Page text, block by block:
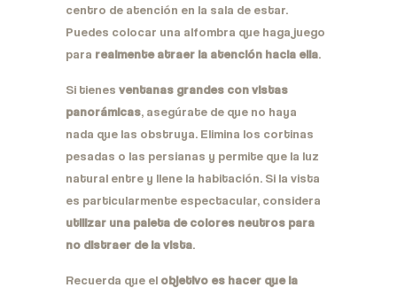
centro de atención en la sala de estar.
Puedes colocar una alfombra que haga juego
para realmente atraer la atención hacia ella.
Si tienes ventanas grandes con vistas
panorámicas, asegúrate de que no haya
nada que las obstruya. Elimina los cortinas
pesadas o las persianas y permite que la luz
natural entre y llene la habitación. Si la vista
es particularmente espectacular, considera
utilizar una paleta de colores neutros para
no distraer de la vista.
Recuerda que el objetivo es hacer que la